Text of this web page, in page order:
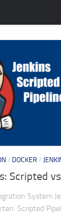
/ DOCKER /
Scripted
System
Scripted